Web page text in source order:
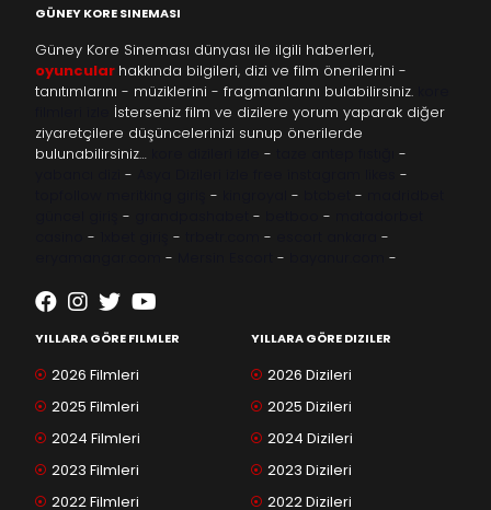
GÜNEY KORE SINEMASI
Güney Kore Sineması dünyası ile ilgili haberleri,
oyuncular hakkında bilgileri, dizi ve film önerilerini -
tanıtımlarını - müziklerini - fragmanlarını bulabilirsiniz.
İsterseniz film ve dizilere yorum yaparak diğer
ziyaretçilere düşüncelerinizi sunup önerilerde
bulunabilirsiniz…
-
-
-
-
- - -
- - -
- - -
-
- - -
YILLARA GÖRE FILMLER
2026 Filmleri
2025 Filmleri
2024 Filmleri
2023 Filmleri
2022 Filmleri
YILLARA GÖRE DIZILER
2026 Dizileri
2025 Dizileri
2024 Dizileri
2023 Dizileri
2022 Dizileri